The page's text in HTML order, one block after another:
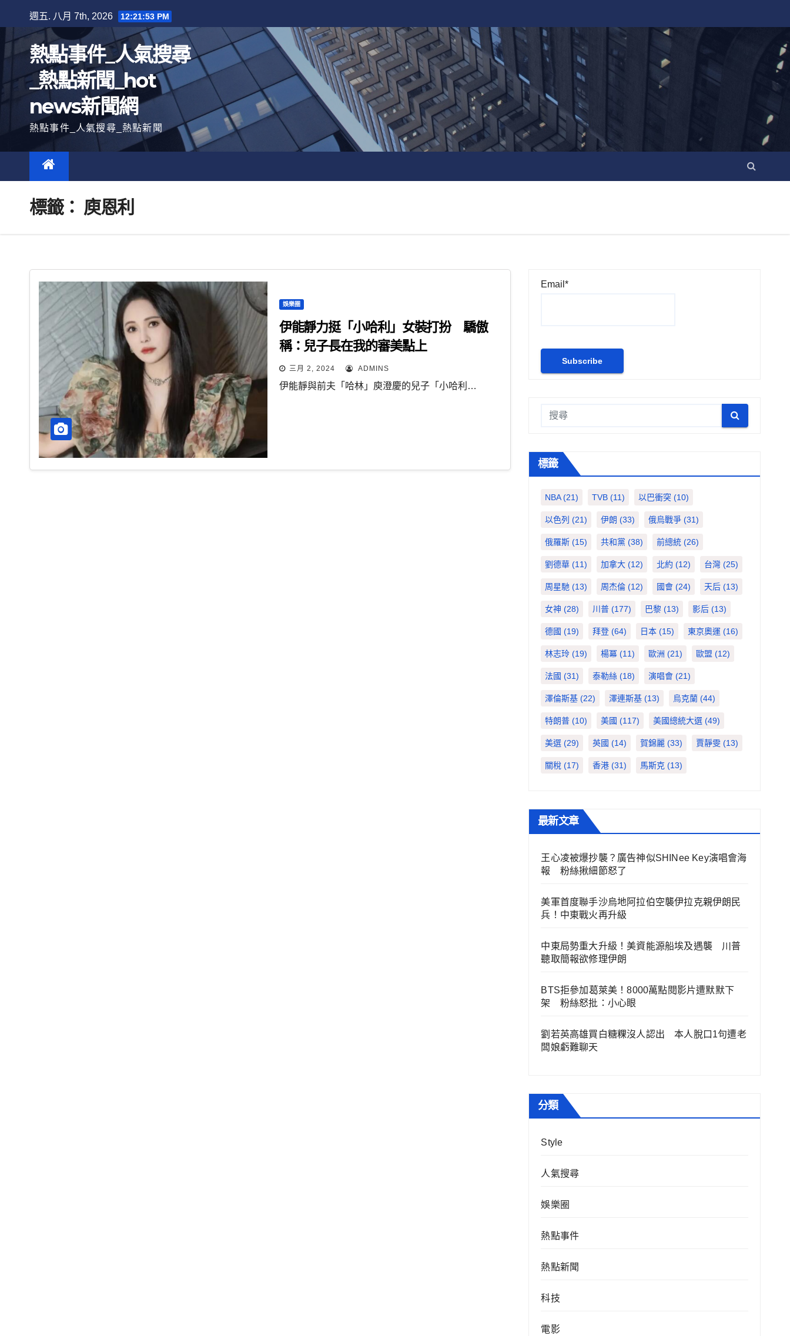
至
內
週五. 八月 7th, 2026 12:21:54 PM
熱點事件_人氣搜尋
_熱點新聞_hot
news新聞網
熱點事件_人氣搜尋_熱點新聞
標籤： 庾恩利
娛樂圈
伊能靜力挺「小哈利」女裝打扮 驕傲
稱：兒子長在我的審美點上
三月 2, 2024 ADMINS
伊能靜與前夫「哈林」庾澄慶的兒子「小哈利…
Email*
標籤
NBA(21) TVB (11) 以巴衝突 (10)
以色列 (21) 伊朗 (33) 俄烏戰爭 (31)
俄羅斯 (15) 共和黨 (38) 前總統 (26)
劉德華 (11) 加拿大 (12) 北約 (12) 台灣 (25)
周星馳 (13) 周杰倫 (12) 國會 (24) 天后 (13)
女神 (28) 川普 (177) 巴黎 (13) 影后 (13)
德國 (19) 拜登 (64) 日本 (15) 東京奧運 (16)
林志玲 (19) 楊冪 (11) 歐洲 (21) 歐盟 (12)
法國 (31) 泰勒絲 (18) 演唱會 (21)
澤倫斯基 (22) 澤連斯基 (13) 烏克蘭 (44)
特朗普 (10) 美國 (117) 美國總統大選 (49)
美選 (29) 英國 (14) 賀錦麗 (33) 賈靜雯 (13)
關稅 (17) 香港 (31) 馬斯克 (13)
最新文章
王心凌被爆抄襲？廣告神似SHINee Key演唱會海
報 粉絲揪細節怒了
美軍首度聯手沙烏地阿拉伯空襲伊拉克親伊朗民
兵！中東戰火再升級
中東局勢重大升級！美資能源船埃及遇襲 川普
聽取簡報欲修理伊朗
BTS拒參加葛萊美！8000萬點閱影片遭默默下
架 粉絲怒批：小心眼
劉若英高雄買白糖粿沒人認出 本人脫口1句遭老
闆娘虧難聊天
分類
Style
人氣搜尋
娛樂圈
熱點事件
熱點新聞
科技
電影